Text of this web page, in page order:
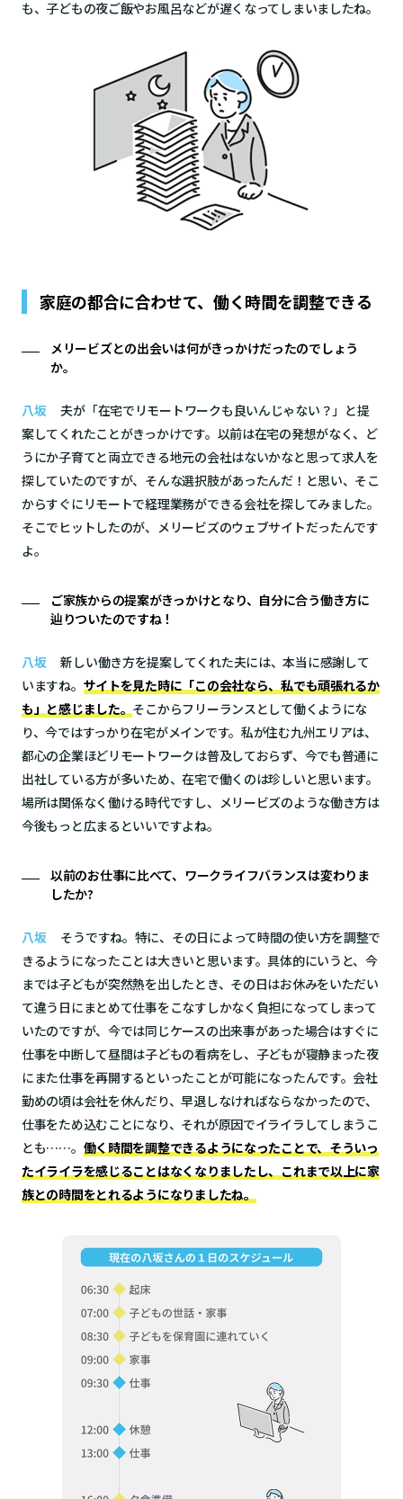
も、子どもの夜ご飯やお風呂などが遅くなってしまいましたね。
家庭の都合に合わせて、働く時間を調整できる
メリービズとの出会いは何がきっかけだったのでしょう
か。
八坂
夫が「在宅でリモートワークも良いんじゃない？」と提
案してくれたことがきっかけです。以前は在宅の発想がなく、ど
うにか子育てと両立できる地元の会社はないかなと思って求人を
探していたのですが、そんな選択肢があったんだ！と思い、そこ
からすぐにリモートで経理業務ができる会社を探してみました。
そこでヒットしたのが、メリービズのウェブサイトだったんです
よ。
ご家族からの提案がきっかけとなり、自分に合う働き方に
辿りついたのですね！
八坂
新しい働き方を提案してくれた夫には、本当に感謝して
いますね。 サイトを見た時に「この会社なら、私でも頑張れるか
も」と感じました。そこからフリーランスとして働くようにな
り、今ではすっかり在宅がメインです。私が住む九州エリアは、
都心の企業ほどリモートワークは普及しておらず、今でも普通に
出社している方が多いため、在宅で働くのは珍しいと思います。
場所は関係なく働ける時代ですし、メリービズのような働き方は
今後もっと広まるといいですよね。
以前のお仕事に比べて、ワークライフバランスは変わりま
したか?
八坂
そうですね。特に、その日によって時間の使い方を調整で
きるようになったことは大きいと思います。具体的にいうと、今
までは子どもが突然熱を出したとき、その日はお休みをいただい
て違う日にまとめて仕事をこなすしかなく負担になってしまって
いたのですが、今では同じケースの出来事があった場合はすぐに
仕事を中断して昼間は子どもの看病をし、子どもが寝静まった夜
にまた仕事を再開するといったことが可能になったんです。会社
勤めの頃は会社を休んだり、早退しなければならなかったので、
仕事をため込むことになり、それが原因でイライラしてしまうこ
とも……。 働く時間を調整できるようになったことで、そういっ
たイライラを感じることはなくなりましたし、これまで以上に家
族との時間をとれるようになりましたね。